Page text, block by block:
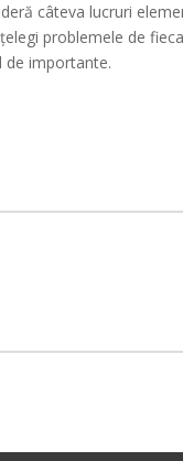
câteva lucruri
problemele de
de importante.